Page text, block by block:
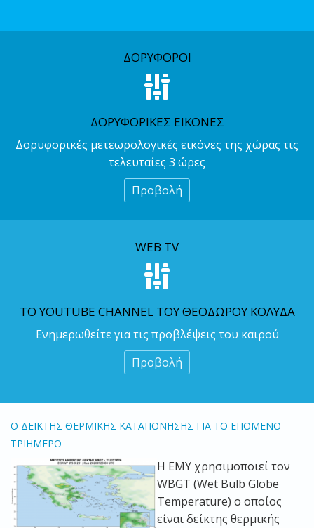
ΔΟΡΥΦΟΡΟΙ
ΔΟΡΥΦΟΡΙΚΕΣ ΕΙΚΟΝΕΣ
Δορυφορικές μετεωρολογικές εικόνες της χώρας τις
τελευταίες 3 ώρες
Προβολή
WEB TV
ΤΟ YOUTUBE CHANNEL ΤΟΥ ΘΕΟΔΩΡΟΥ ΚΟΛΥΔΑ
Ενημερωθείτε για τις προβλέψεις του καιρού
Προβολή
O ΔΕΙΚΤΗΣ ΘΕΡΜΙΚΗΣ ΚΑΤΑΠΟΝΗΣΗΣ ΓΙΑ ΤΟ ΕΠΟΜΕΝΟ
ΤΡΙΗΜΕΡΟ
H EMY χρησιμοποιεί τον
WBGT (Wet Bulb Globe
Temperature) ο οποίος
είναι δείκτης θερμικής